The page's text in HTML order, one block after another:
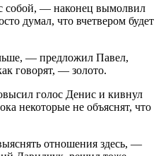
собой, — наконец вымолвил
думал, что вчетвером будет
— предложил Павел,
говорят, — золото.
голос Денис и кивнул
некоторые не объяснят, что
отношения здесь, —